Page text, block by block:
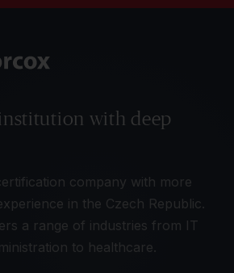
with deep
company with more
in the Czech Republic.
a range of industries from IT
to healthcare.